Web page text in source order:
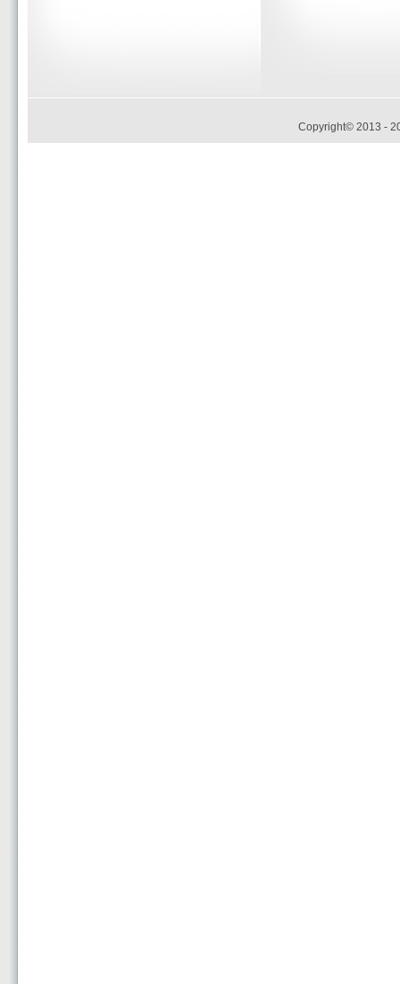
Copyright© 2013 -